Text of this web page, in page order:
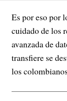
Es por eso por
cuidado de los
avanzada de
transfiere se
los